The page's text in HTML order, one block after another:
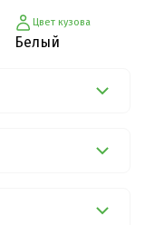
Цвет кузова
Белый